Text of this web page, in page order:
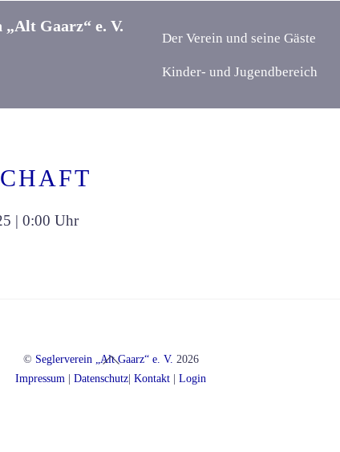
„Alt Gaarz“ e. V.
Der Verein und seine Gäste
Kinder- und Jugendbereich
0:00
Back
To
© Seglerverein „Alt Gaarz“ e. V. 2026
Impressum
Datenschutz Kontakt Login